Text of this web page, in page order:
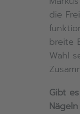
die
breite
Wahl
Gibt